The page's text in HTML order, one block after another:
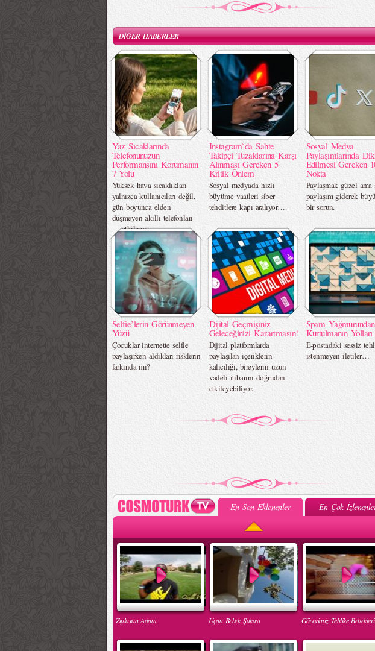
DİĞER HABERLER
Yaz Sıcaklarında
Telefonunuzun
Performansını Korumanın
7 Yolu
Yüksek hava sıcaklıkları
yalnızca kullanıcıları değil,
gün boyunca elden
düşmeyen akıllı telefonları
da etkiliyor.
Instagram`da Sahte
Takipçi Tuzaklarına Karşı
Alınması Gereken 5
Kritik Önlem
Sosyal medyada hızlı
büyüme vaatleri siber
tehditlere kapı aralıyor….
Sosyal Medya
Paylaşımlarında
Edilmesi Gereken
Nokta
Paylaşmak güzel ama
paylaşım giderek
bir sorun.
Selfie’lerin Görünmeyen
Yüzü
Çocuklar internette selfie
paylaşırken aldıkları risklerin
farkında mı?
Dijital Geçmişiniz
Geleceğinizi Karartmasın!
Dijital platformlarda
paylaşılan içeriklerin
kalıcılığı, bireylerin uzun
vadeli itibarını doğrudan
etkileyebiliyor.
Spam Yağmurundan
Kurtulmanın Yolları
E-postadaki sessiz
istenmeyen iletiler…
En Son Eklenenler En Çok
Zıplayan Adam Uçan Bebek Şakası Görevimiz Tehlike Bebekleri